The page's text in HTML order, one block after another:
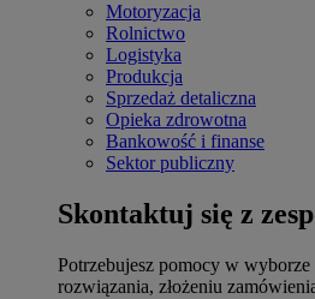
Motoryzacja
Rolnictwo
Logistyka
Produkcja
Sprzedaż detaliczna
Opieka zdrowotna
Bankowość i finanse
Sektor publiczny
Skontaktuj się z
Potrzebujesz pomocy w
rozwiązania, złożeniu